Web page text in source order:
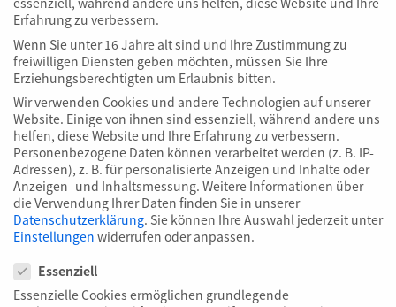
Gehalt an Feinanteilen: max. UF ≤ 5 M.-% (Nach DIN
EN 933-1)
Umweltrelevante Merkmale: RW1
(nach ZTV wwG-StB By 05 & LfU-Merkblatt Nr. 3.4/ 2
Anhang 2)
Widerstand gegen Zertrümmerung: SZ26 / LA30SZ
nach DIN EN 1097-2, Abs. 6 LA nach DIN EN 1097-2,
Abs. 5
Hohe Kornfestigkeit, Anforderungen an den
Widerstand gegen Zertrümmerungen werden
eingehalten
DIN 18130-1 (Verfahren ZY-ESST-2) & Bahnnorm DBS
918062 Abschnitt 2.3
Erfahrung zu verbessern.
Wenn Sie unter 16 Jahre alt sind und Ihre Zustimmung zu
freiwilligen Diensten geben möchten, müssen Sie Ihre
Erziehungsberechtigten um Erlaubnis bitten.
Wir verwenden Cookies und andere Technologien auf unserer
Website. Einige von ihnen sind essenziell, während andere uns
helfen, diese Website und Ihre Erfahrung zu verbessern.
Personenbezogene Daten können verarbeitet werden (z. B. IP-
Adressen), z. B. für personalisierte Anzeigen und Inhalte oder
Anzeigen- und Inhaltsmessung. Weitere Informationen über
die Verwendung Ihrer Daten finden Sie in unserer
Datenschutzerklärung. Sie können Ihre Auswahl jederzeit unter
Einstellungen widerrufen oder anpassen.
Essenziell
Essenzielle Cookies ermöglichen grundlegende